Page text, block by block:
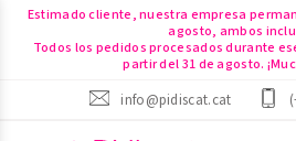
Estimado cliente, nuestra empresa
agosto, ambos
Todos los pedidos procesados durante
partir del 31 de agosto.
info@pidiscat.cat